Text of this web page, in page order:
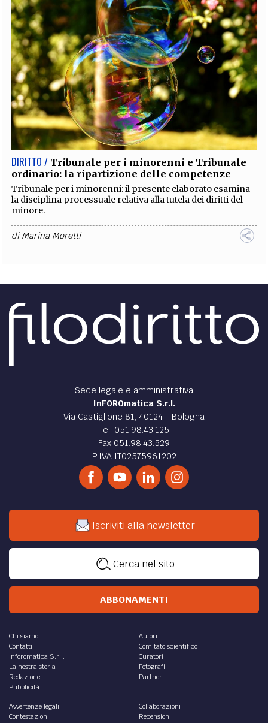
DIRITTO / Tribunale per i minorenni e Tribunale
ordinario: la ripartizione delle competenze
Tribunale per i minorenni: il presente elaborato esamina
la disciplina processuale relativa alla tutela dei diritti del
minore.
diMarina Moretti
Sede legale e amministrativa
InFOROmatica S.r.l.
Via Castiglione 81, 40124 - Bologna
Tel. 051.98.43.125
Fax 051.98.43.529
P.IVA IT02575961202
Iscriviti alla newsletter
Cerca nel sito
ABBONAMENTI
Chi siamo
Contatti
Inforomatica S.r.l.
La nostra storia
Redazione
Pubblicità
Autori
Comitato scientifico
Curatori
Fotografi
Partner
Avvertenze legali
Contestazioni
Collaborazioni
Recensioni